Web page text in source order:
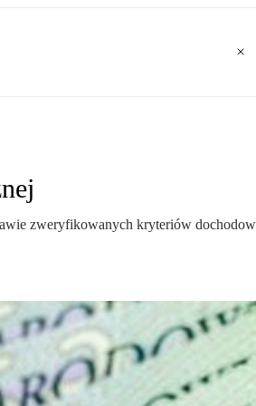
zweryfikowanych kryteriów